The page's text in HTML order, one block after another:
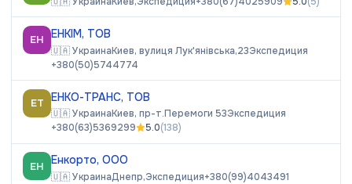
ЕН ЕНКІМ, ТОВ
🇺🇦УкраинаКиев, вулиця Лук'янівська,23Экспедиция
+380(50)5744774
ЕТ ЕНКО-ТРАНС, ТОВ
🇺🇦УкраинаКиев, пр-т.Перемоги 53Экспедиция
+380(63)5369299
5.0(138)
ЕН Енкорто, ООО
🇺🇦УкраинаДнепр,Экспедиция+380(99)4043491